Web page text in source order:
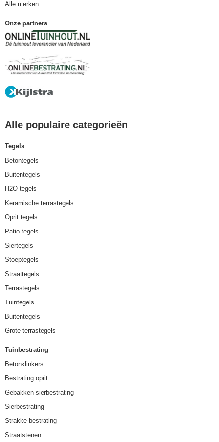
Alle merken
Onze partners
Alle populaire categorieën
Tegels
Betontegels
Buitentegels
H2O tegels
Keramische terrastegels
Oprit tegels
Patio tegels
Siertegels
Stoeptegels
Straattegels
Terrastegels
Tuintegels
Buitentegels
Grote terrastegels
Tuinbestrating
Betonklinkers
Bestrating oprit
Gebakken sierbestrating
Sierbestrating
Strakke bestrating
Straatstenen